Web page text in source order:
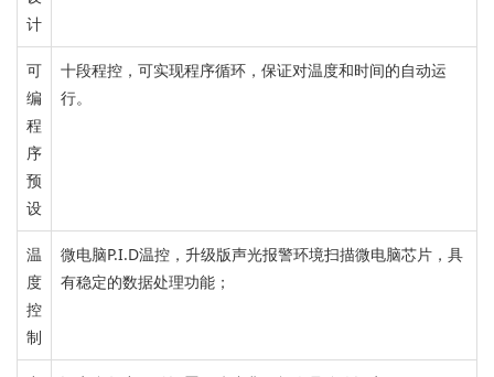
计
可
编
程
序
预
设
十段程控， 可实现程序循环，保证对温度和时间的自动运
行。
温
度
控
制
微电脑P.I.D温控， 升级版声光报警环境扫描微电脑芯片， 具
有稳定的数据处理功能；